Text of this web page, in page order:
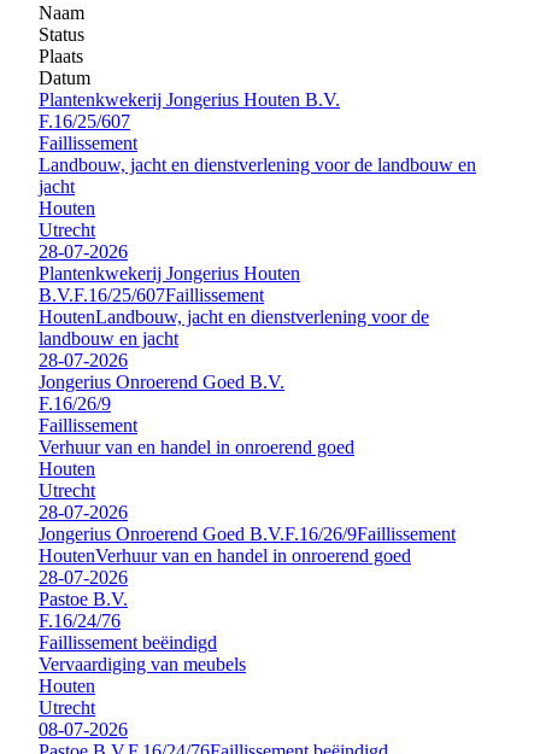
Naam
Status
Plaats
Datum
Plantenkwekerij Jongerius Houten B.V.
F.16/25/607
Faillissement
Landbouw, jacht en dienstverlening voor de landbouw en
jacht
Houten
Utrecht
28-07-2026
Plantenkwekerij Jongerius Houten
B.V.F.16/25/607Faillissement
HoutenLandbouw, jacht en dienstverlening voor de
landbouw en jacht
28-07-2026
Jongerius Onroerend Goed B.V.
F.16/26/9
Faillissement
Verhuur van en handel in onroerend goed
Houten
Utrecht
28-07-2026
Jongerius Onroerend Goed B.V.F.16/26/9Faillissement
HoutenVerhuur van en handel in onroerend goed
28-07-2026
Pastoe B.V.
F.16/24/76
Faillissement beëindigd
Vervaardiging van meubels
Houten
Utrecht
08-07-2026